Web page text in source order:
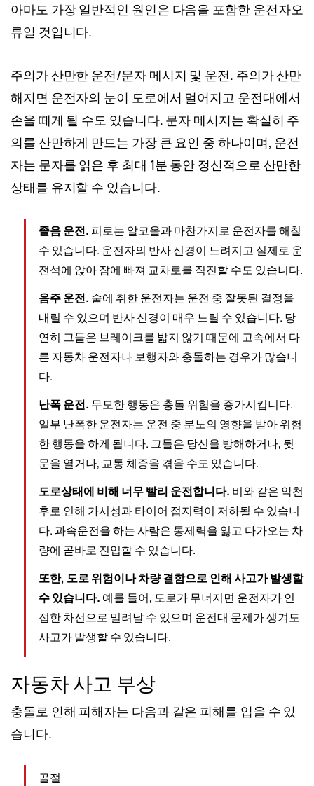
아마도 가장 일반적인 원인은 다음을 포함한 운전자오
류일 것입니다.
주의가 산만한 운전/문자 메시지 및 운전. 주의가 산만
해지면 운전자의 눈이 도로에서 멀어지고 운전대에서
손을 떼게 될 수도 있습니다. 문자 메시지는 확실히 주
의를 산만하게 만드는 가장 큰 요인 중 하나이며, 운전
자는 문자를 읽은 후 최대 1분 동안 정신적으로 산만한
상태를 유지할 수 있습니다.
졸음 운전. 피로는 알코올과 마찬가지로 운전자를 해칠
수 있습니다. 운전자의 반사 신경이 느려지고 실제로 운
전석에 앉아 잠에 빠져 교차로를 직진할 수도 있습니다.
음주 운전. 술에 취한 운전자는 운전 중 잘못된 결정을
내릴 수 있으며 반사 신경이 매우 느릴 수 있습니다. 당
연히 그들은 브레이크를 밟지 않기 때문에 고속에서 다
른 자동차 운전자나 보행자와 충돌하는 경우가 많습니
다.
난폭 운전. 무모한 행동은 충돌 위험을 증가시킵니다.
일부 난폭한 운전자는 운전 중 분노의 영향을 받아 위험
한 행동을 하게 됩니다. 그들은 당신을 방해하거나, 뒷
문을 열거나, 교통 체증을 겪을 수도 있습니다.
도로상태에 비해 너무 빨리 운전합니다. 비와 같은 악천
후로 인해 가시성과 타이어 접지력이 저하될 수 있습니
다. 과속운전을 하는 사람은 통제력을 잃고 다가오는 차
량에 곧바로 진입할 수 있습니다.
또한, 도로 위험이나 차량 결함으로 인해 사고가 발생할
수 있습니다. 예를 들어, 도로가 무너지면 운전자가 인
접한 차선으로 밀려날 수 있으며 운전대 문제가 생겨도
사고가 발생할 수 있습니다.
자동차 사고 부상
충돌로 인해 피해자는 다음과 같은 피해를 입을 수 있
습니다.
골절